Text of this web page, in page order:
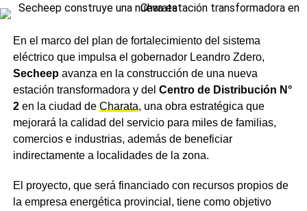
TEMAS RELACIONADOS ALCANTARILLAS
CHARATA
MUNICIPIO DE CHARATA
OBRAS MUNICIPALES
RODRÍGUEZ PEÑA
ACTUALIDAD
El Foro Vecinal de Seguridad de Charata exigió
más patrulleros y cámaras: un solo móvil
operativo cubre 532 km² urbanos y rurales
NOTICIAS
Gendarmes evacuaron a 300 personas en Castelli
las inundaciones del lunes
En el marco del plan de fortalecimiento del sistema
eléctrico que impulsa el gobernador Leandro Zdero,
Secheepavanza en la construcción de una nueva
estación transformadora y del Centro de Distribución N°
2en la ciudad de Charata, una obra estratégica que
mejorará la calidad del servicio para miles de familias,
comercios e industrias, además de beneficiar
indirectamente a localidades de la zona.
El proyecto, que será financiado con recursos propios de
la empresa energética provincial, tiene como objetivo